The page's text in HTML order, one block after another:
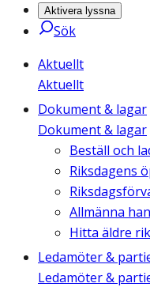
Aktivera lyssna
Sök
Aktuellt
Aktuellt
Dokument & lagar
Dokument & lagar
Beställ och
Riksdagens
Allmänna
Hitta äldre
Ledamöter &
Ledamöter &